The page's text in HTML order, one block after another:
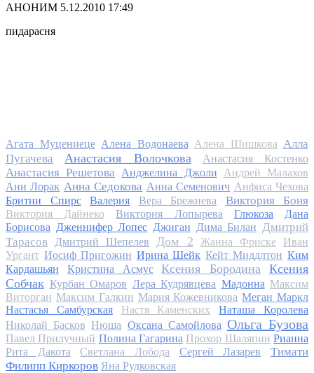
АНОНИМ 5.12.2010 17:49
пидарасня
Агата Муцениеце Алена Водонаева Алена Шишкова Алла
Пугачева
Анастасия Волочкова Анастасия Костенко
Анастасия Решетова Анджелина Джоли
Андрей Малахов
Ани Лорак Анна Седокова Анна Семенович Анфиса Чехова
Бритни Спирс
Валерия Вера Брежнева Виктория Боня
Виктория Дайнеко Виктория Лопырева Глюкоза
Дана
Борисова Дженнифер Лопес Джиган Дима Билан
Дмитрий
Тарасов
Дмитрий Шепелев Дом 2 Жанна Фриске
Иван
Ургант Иосиф Пригожин Ирина Шейк Кейт Миддлтон Ким
Кардашьян
Кристина Асмус Ксения Бородина
Ксения
Собчак Курбан Омаров Лера Кудрявцева Мадонна Максим
Виторган Максим Галкин Мария Кожевникова Меган Маркл
Настасья Самбурская
Настя Каменских
Наташа Королева
Николай Басков Нюша Оксана Самойлова Ольга Бузова
Павел Прилучный Полина Гагарина Прохор Шаляпин Рианна
Рита Дакота
Светлана Лобода Сергей Лазарев
Тимати
Филипп Киркоров Яна Рудковская